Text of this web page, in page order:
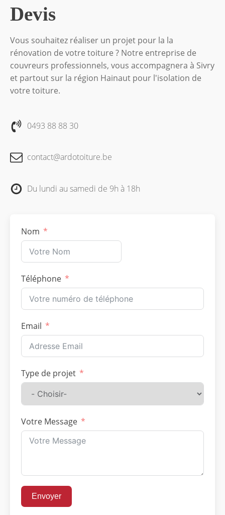
Devis
Vous souhaitez réaliser un projet pour la la
rénovation de votre toiture ? Notre entreprise de
couvreurs professionnels, vous accompagnera à Sivry
et partout sur la région Hainaut pour l'isolation de
votre toiture.
0493 88 88 30
contact@ardotoiture.be
Du lundi au samedi de 9h à 18h
Nom
Téléphone
Email
Type de projet
Votre Message
Envoyer